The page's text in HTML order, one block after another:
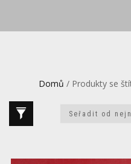
Domů / Produkty se